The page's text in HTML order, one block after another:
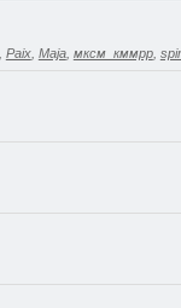
Paix, Maja, мксм_кммрр,